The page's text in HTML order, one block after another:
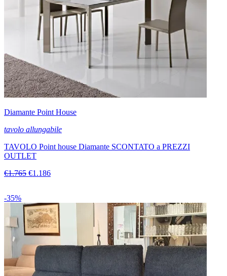
Diamante Point House
tavolo allungabile
TAVOLO Point house Diamante SCONTATO a PREZZI
OUTLET
€1.765 €1.186
-35%